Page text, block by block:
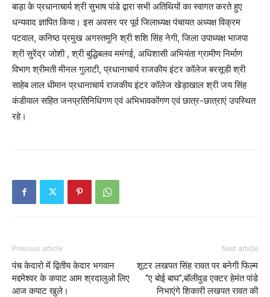
बाड़ा के प्रधानाचार्य श्री सुभाष पांडे द्वारा सभी अतिथियों का स्वागत करते हुए
धन्यवाद ज्ञापित किया। इस अवसर पर पूर्व जिलाध्यक्ष पंचायत अध्यक्ष विक्रम
पटवाल, कनिष्ठ प्रमुख अगस्तमुनि श्री शशि सिंह नेगी, जिला उपाध्यक्ष भाजपा
श्री सुरेंद्र जोशी , श्री बुद्धिबलव ममंगई, अधिशासी अभियंता ग्रामीण निर्माण
विभाग श्रीमती मीनल गुलाटी, प्रधानाचार्य राजकीय इंटर कॉलेज बरसूडी श्री
साहेब लाल धीमान प्रधानाचार्य राजकीय इंटर कॉलेज खेड़ाखाल श्री जय सिंह
कंडीयाल सहित जनप्रतिनिधिगण एवं अभिभावकोंगण एवं छात्र-छात्राएं उपस्थित
रहे।
Previous article
पंच केदारो में द्वितीय केदार भगवान
मद्दमेश्वर के कपाट आम श्रदालुओ लिए
आज कपाट खुले।
Next article
शूटर लखपत सिंह रावत पर बनेगी फिल्म
“ए बोई बाघ”,बॉलीवुड एक्टर हेमंत पांडे
निभाएंगे शिकारी लखपत रावत की